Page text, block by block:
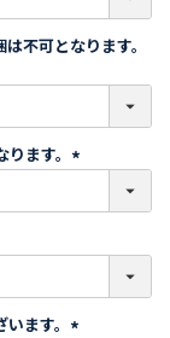
不可となります。
ます。
必
)
ます。